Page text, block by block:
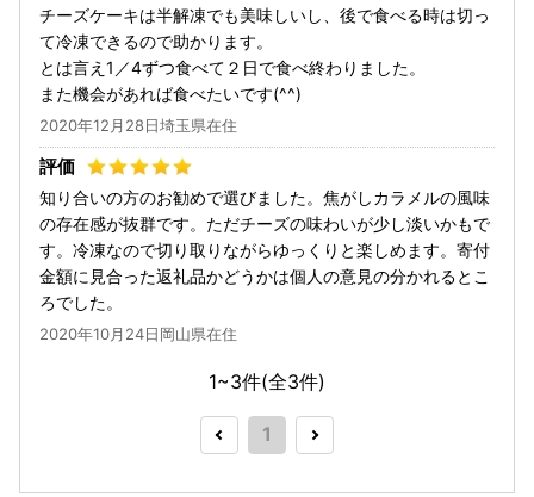
チーズケーキは半解凍でも美味しいし、後で食べる時は切っ
て冷凍できるので助かります。
とは言え1／4ずつ食べて２日で食べ終わりました。
また機会があれば食べたいです(^^)
2020年12月28日埼玉県在住
知り合いの方のお勧めで選びました。焦がしカラメルの風味
の存在感が抜群です。ただチーズの味わいが少し淡いかもで
す。冷凍なので切り取りながらゆっくりと楽しめます。寄付
金額に見合った返礼品かどうかは個人の意見の分かれるとこ
ろでした。
2020年10月24日岡山県在住
1~3件(全3件)
1